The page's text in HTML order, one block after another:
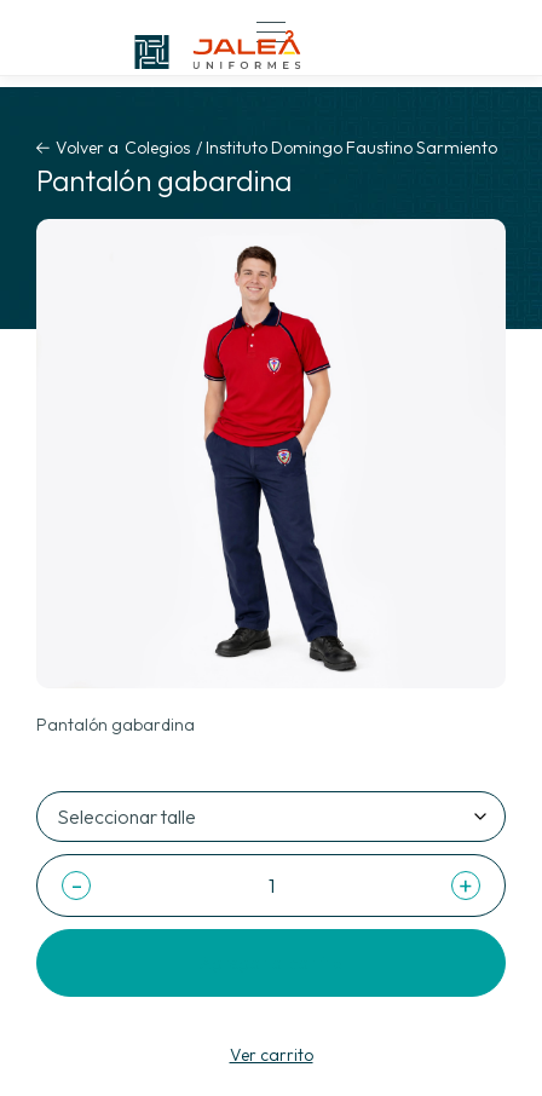
Volver a Colegios /Instituto Domingo Faustino Sarmiento
Pantalón gabardina
Pantalón gabardina
- +
Ver carrito